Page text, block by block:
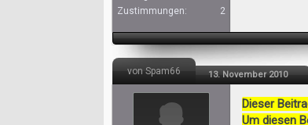
Zustimmungen:
2
von Spam66 13. November 2010
Dieser
Um diesen